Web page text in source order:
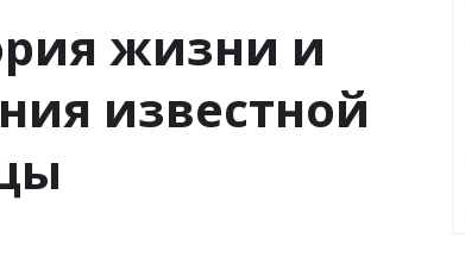
жизни и
известной